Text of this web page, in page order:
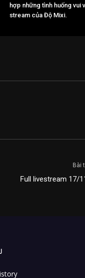
hợp những tình huống vui
stream của Độ Mixi.
Bài
Full livestream 17/